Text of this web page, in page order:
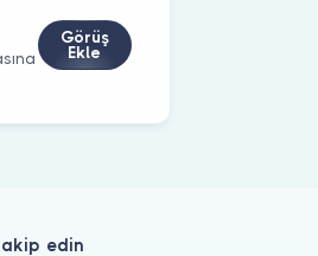
Görüş
Ekle
edin